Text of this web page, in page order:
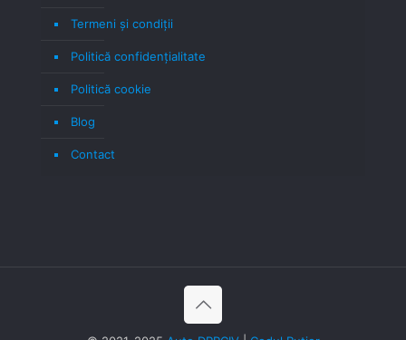
Termeni şi condiţii
Politică confidenţialitate
Politică cookie
Blog
Contact